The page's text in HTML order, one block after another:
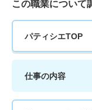
この職業について
パティシエTOP
仕事の内容